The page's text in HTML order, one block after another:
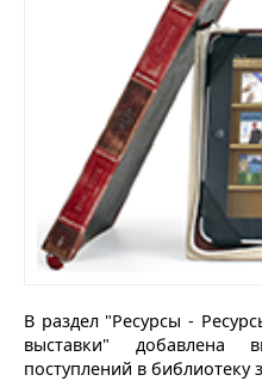
В раздел "Ресурсы -
выставки" добавлена
поступлений в библиотеку